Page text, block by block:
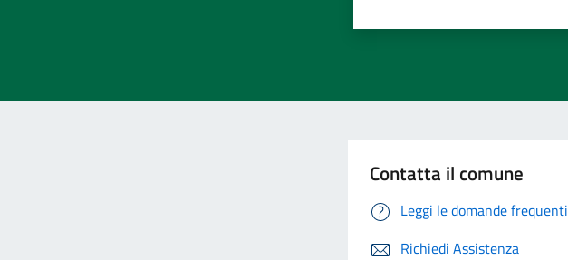
Contatta il comune
Leggi le domande frequenti
Richiedi Assistenza